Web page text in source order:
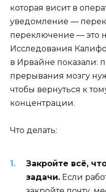
которая висит в
уведомление —
переключение — это
Исследования
в Ирвайне показали:
прерывания мозгу
чтобы вернуться к
концентрации.
Что делать:
Закройте всё,
задачи. Если